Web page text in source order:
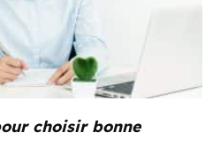
choisir bonne